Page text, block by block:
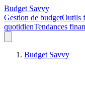
Budget Savvy
Gestion de budgetOutils
quotidienTendances
Budget Savvy